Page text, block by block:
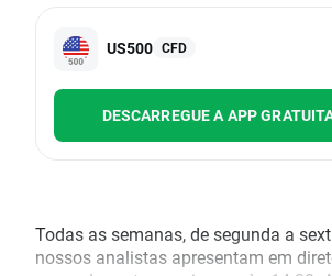
US500 CFD
DESCARREGUE A APP
Todas as semanas, de segunda a
nossos analistas apresentam em